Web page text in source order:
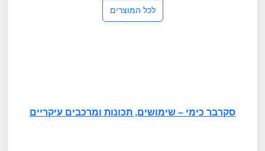
לכל המוצרים
סקרבר כימי – שימושים, תכונות ומרכבים עיקריים